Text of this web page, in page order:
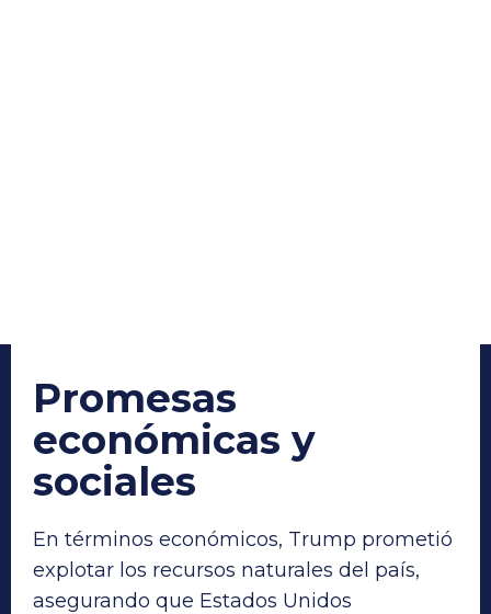
Promesas
económicas y
sociales
En términos económicos, Trump prometió
explotar los recursos naturales del país,
asegurando que Estados Unidos